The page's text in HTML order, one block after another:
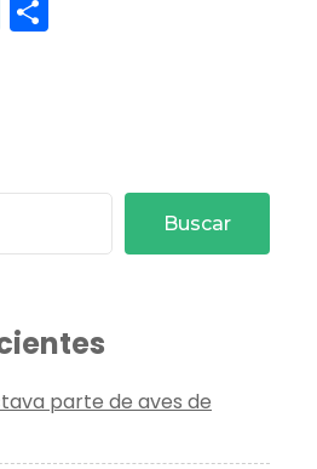
LinkedIn
Buscar
parte de aves de